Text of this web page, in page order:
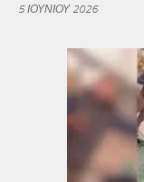
5 ΙΟΥΝΊΟΥ 2026